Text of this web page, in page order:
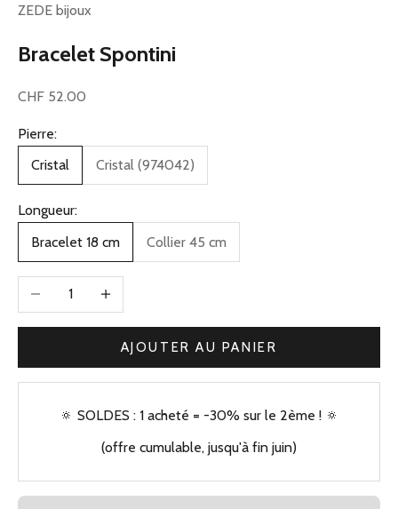
ZEDE bijoux
Bracelet Spontini
Prix de vente
CHF 52.00
Pierre:
Cristal
Cristal (974042)
Longueur:
Bracelet 18 cm
Collier 45 cm
Diminuer la quantitéAugmenter la quantité
AJOUTER AU PANIER
🔅 SOLDES : 1 acheté = -30% sur le 2ème ! 🔅
(offre cumulable, jusqu'à fin juin)